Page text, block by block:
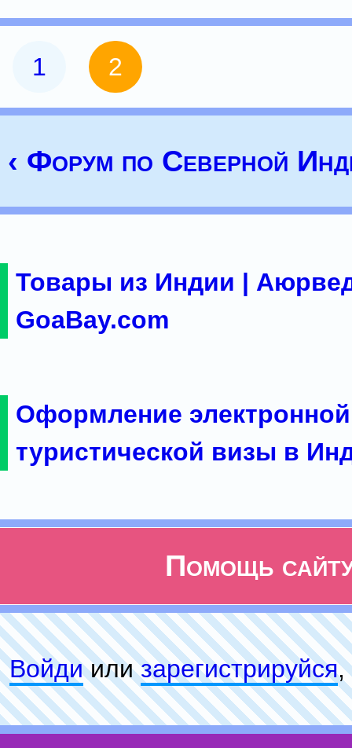
1 2
‹ Форум по Северной
Товары из Индии |
GoaBay.com
Оформление электронной
туристической визы в
Помощь
Войдиилизарeгиcтpируйся,